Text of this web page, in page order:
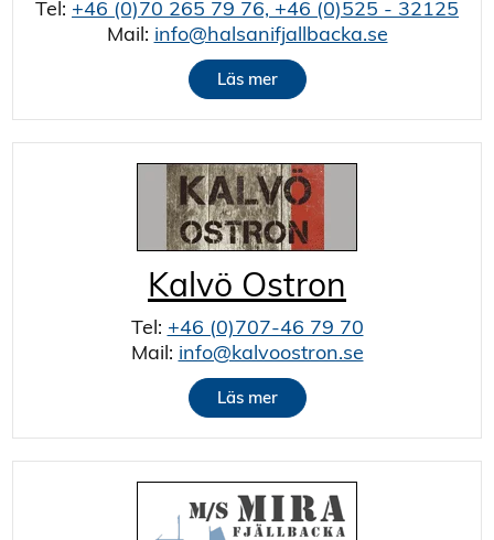
Tel: +46 (0)70 265 79 76, +46 (0)525 - 32125
Mail: info@halsanifjallbacka.se
Läs mer
Kalvö Ostron
Tel: +46 (0)707-46 79 70
Mail: info@kalvoostron.se
Läs mer